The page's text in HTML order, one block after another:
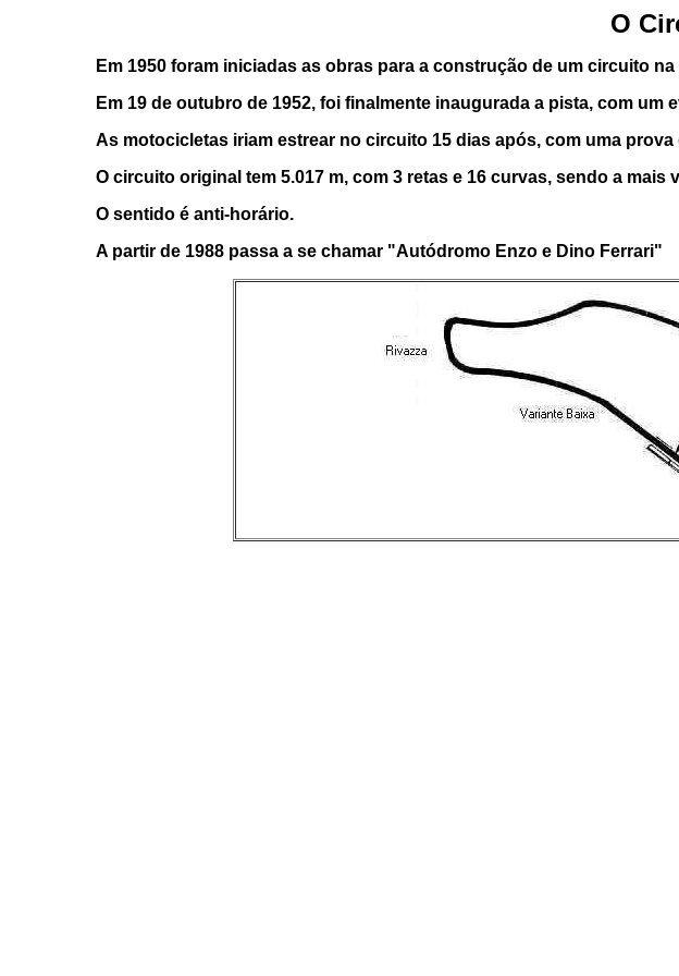
O
Em 1950 foram iniciadas as obras para a construção de um circuito
Em 19 de outubro de 1952, foi finalmente inaugurada a pista, com
As motocicletas iriam estrear no circuito 15 dias após, com uma prova
O circuito original tem 5.017 m, com 3 retas e 16 curvas, sendo a mais
O sentido é anti-horário.
A partir de 1988 passa a se chamar "Autódromo Enzo e Dino Ferrari"